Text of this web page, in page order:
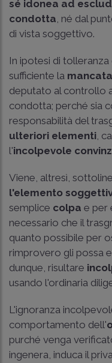
sé idonea ad
condotta, né dal
di vista soggettivo.
In ipotesi di
sufficiente la
deputato al controllo
condotta; perché sia
responsabilità del
ulteriori elementi,
l'incolpevole
Viene, altresì,
l'elemento
semplice colpa e per
necessario che il
quanto possibile per
rimprovero gli possa
dunque, risultare
usando l'ordinaria
L'ignoranza
comportamento dell'
purché venga
ingenera, induca il